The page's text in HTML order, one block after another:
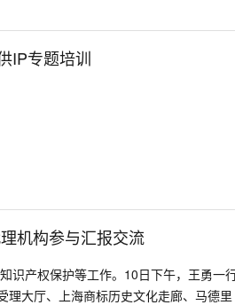
IP专题培训
机构参与汇报交流
识产权保护等工作。10日下午，王勇一
理大厅、上海商标历史文化走廊、马德里